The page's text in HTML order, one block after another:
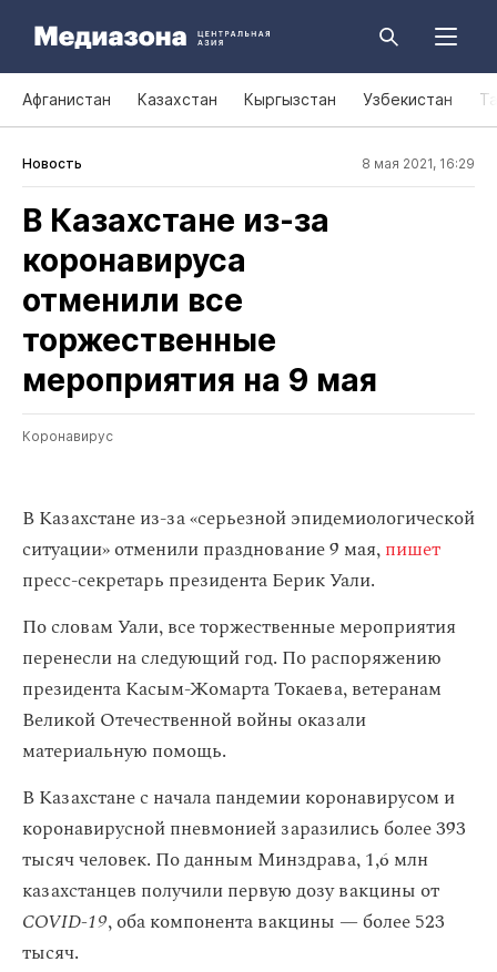
Афганистан Казахстан Кыргызстан Узбекистан
Новость 8 мая 2021, 16:29
В Казахстане из‑за
коронавируса
отменили все
торжественные
мероприятия на 9 мая
Коронавирус
В Казахстане из-за «серьезной эпидемиологической
ситуации» отменили празднование 9 мая,пишет
пресс-секретарь президента Берик Уали.
По словам Уали, все торжественные мероприятия
перенесли на следующий год. По распоряжению
президента Касым-Жомарта Токаева, ветеранам
Великой Отечественной войны оказали
материальную помощь.
В Казахстане с начала пандемии коронавирусом и
коронавирусной пневмонией заразились более 393
тысяч человек. По данным Минздрава, 1,6 млн
казахстанцев получили первую дозу вакцины от
COVID-19, оба компонента вакцины — более 523
тысяч.